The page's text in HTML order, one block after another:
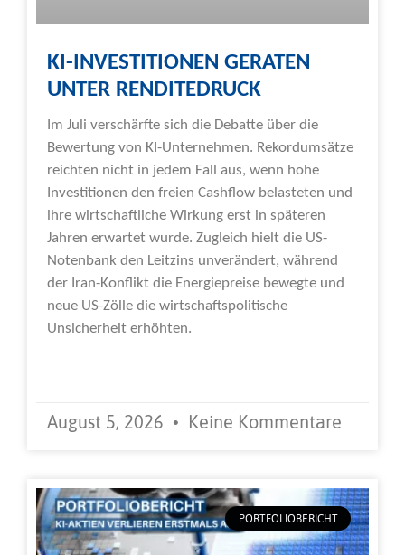
KI-INVESTITIONEN GERATEN
UNTER RENDITEDRUCK
Im Juli verschärfte sich die Debatte über die
Bewertung von KI-Unternehmen. Rekordumsätze
reichten nicht in jedem Fall aus, wenn hohe
Investitionen den freien Cashflow belasteten und
ihre wirtschaftliche Wirkung erst in späteren
Jahren erwartet wurde. Zugleich hielt die US-
Notenbank den Leitzins unverändert, während
der Iran-Konflikt die Energiepreise bewegte und
neue US-Zölle die wirtschaftspolitische
Unsicherheit erhöhten.
August 5, 2026 Keine Kommentare
PORTFOLIOBERICHT